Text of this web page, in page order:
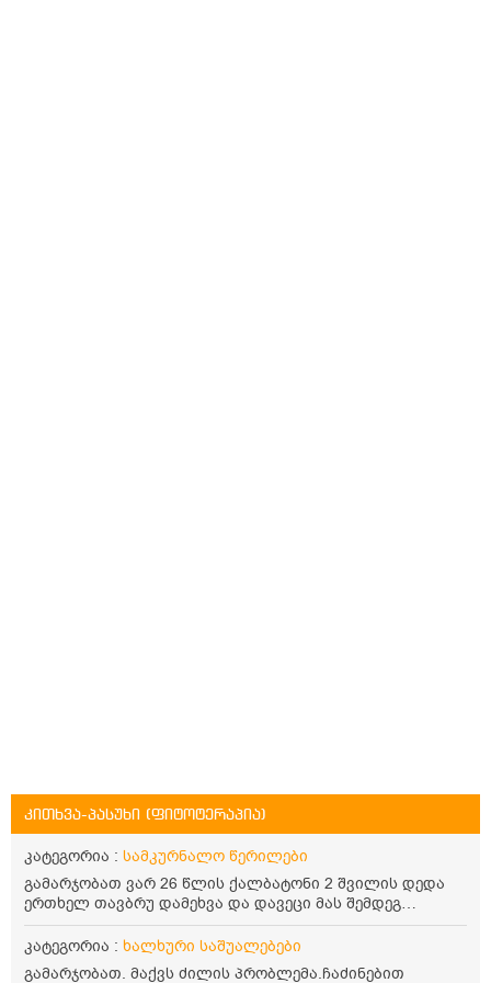
კითხვა-პასუხი (ფიტოტერაპია)
კატეგორია : სამკურნალო წერილები
გამარჯობათ ვარ 26 წლის ქალბატონი 2 შვილის დედა
ერთხელ თავბრუ დამეხვა და დავეცი მას შემდეგ
დამეწყო შიშები ვეღარ გავდიოდი გარეთ რადგან ისევ
ასე ცუდად არ გავხდარიყავი ყურის ანთება მქონდა
მაშინ როგორც გაირკვა მას შემსეგ გავიდა 1 წელზე
კატეგორია : ხალხური საშუალებები
გამარჯობათ. მაქვს ძილის პრობლემა.ჩაძინებით